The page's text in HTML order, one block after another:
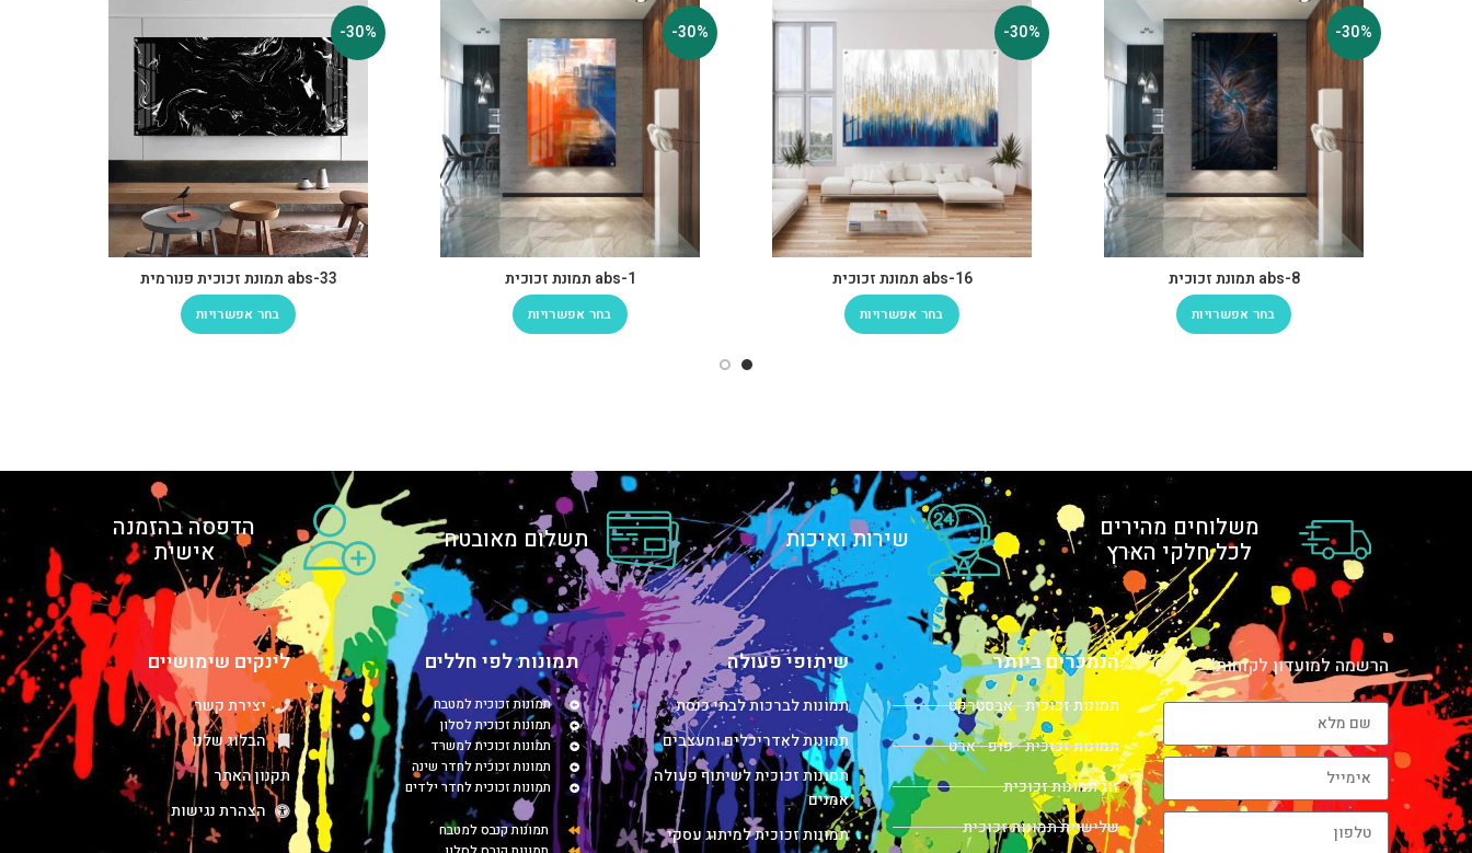
-30%
abs-8 תמונת זכוכית
בחר אפשרויות
-30%
abs-16 תמונת זכוכית
בחר אפשרויות
-30%
abs-1 תמונת זכוכית
בחר אפשרויות
-30%
abs-33 תמונת זכוכית פנורמית
בחר אפשרויות
משלוחים מהירים
לכל חלקי הארץ שירות ואיכות תשלום מאובטח הדפסה בהזמנה
אישית
הרשמה למועדון לקוחות! הנמכרים ביותר
תמונות זכוכית - אבסטרקט
תמונות זכוכית - פופ - ארט
זוג תמונות זכוכית
שלישיית תמונות זכוכית
שיתופי פעולה
תמונות לברכות לבתי כנסת
תמונות לאדריכלים ומעצבים
תמונות זכוכית לשיתוף פעולה
אמנים
תמונות זכוכית למיתוג עסקי
תמונות לפי חללים
תמונות זכוכית למטבח
תמונות זכוכית לסלון
תמונות זכוכית למשרד
תמונות זכוכית לחדר שינה
תמונות זכוכית לחדר ילדים
תמונות קנבס למטבח
לינקים שימושיים
יצירת קשר
הבלוג שלנו
תקנון האתר
הצהרת נגישות